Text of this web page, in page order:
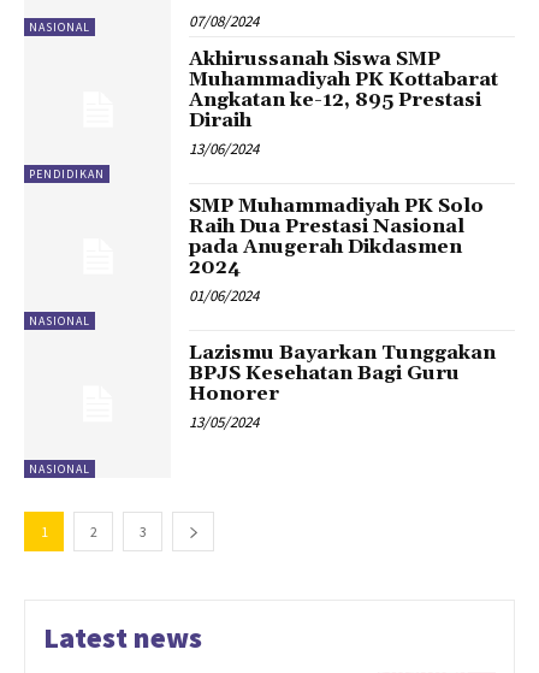
NASIONAL 07/08/2024
PENDIDIKAN
Akhirussanah Siswa SMP
Muhammadiyah PK Kottabarat
Angkatan ke-12, 895 Prestasi
Diraih
13/06/2024
NASIONAL
SMP Muhammadiyah PK Solo
Raih Dua Prestasi Nasional
pada Anugerah Dikdasmen
2024
01/06/2024
NASIONAL
Lazismu Bayarkan Tunggakan
BPJS Kesehatan Bagi Guru
Honorer
13/05/2024
1 2 3
Latest news